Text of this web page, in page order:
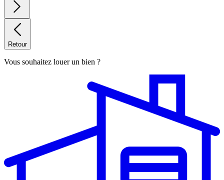
Retour
Vous souhaitez louer un bien ?